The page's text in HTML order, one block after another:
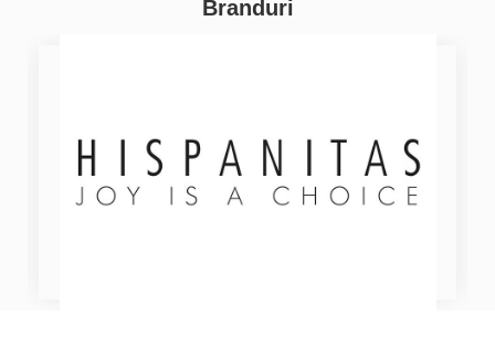
Branduri